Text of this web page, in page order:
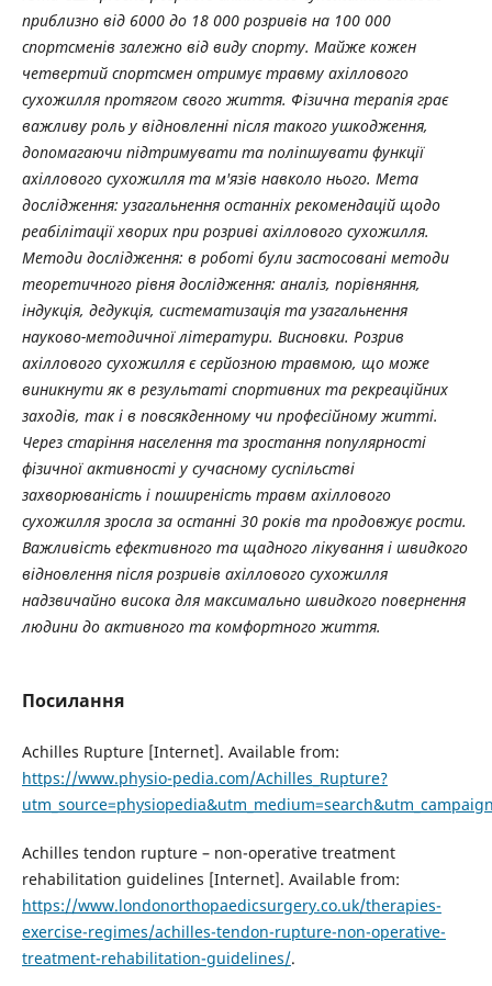
приблизно від 6000 до 18 000 розривів на 100 000
спортсменів залежно від виду спорту. Майже кожен
четвертий спортсмен отримує травму ахіллового
сухожилля протягом свого життя. Фізична терапія грає
важливу роль у відновленні після такого ушкодження,
допомагаючи підтримувати та поліпшувати функції
ахіллового сухожилля та м'язів навколо нього. Мета
дослідження: узагальнення останніх рекомендацій щодо
реабілітації хворих при розриві ахіллового сухожилля.
Методи дослідження: в роботі були застосовані методи
теоретичного рівня дослідження: аналіз, порівняння,
індукція, дедукція, систематизація та узагальнення
науково-методичної літератури. Висновки. Розрив
ахіллового сухожилля є серйозною травмою, що може
виникнути як в результаті спортивних та рекреаційних
заходів, так і в повсякденному чи професійному житті.
Через старіння населення та зростання популярності
фізичної активності у сучасному суспільстві
захворюваність і поширеність травм ахіллового
сухожилля зросла за останні 30 років та продовжує рости.
Важливість ефективного та щадного лікування і швидкого
відновлення після розривів ахіллового сухожилля
надзвичайно висока для максимально швидкого повернення
людини до активного та комфортного життя.
Посилання
Achilles Rupture [Internet]. Available from:
https://www.physio-pedia.com/Achilles_Rupture?
Achilles tendon rupture – non-operative treatment
rehabilitation guidelines [Internet]. Available from:
https://www.londonorthopaedicsurgery.co.uk/therapies-
exercise-regimes/achilles-tendon-rupture-non-operative-
treatment-rehabilitation-guidelines/.